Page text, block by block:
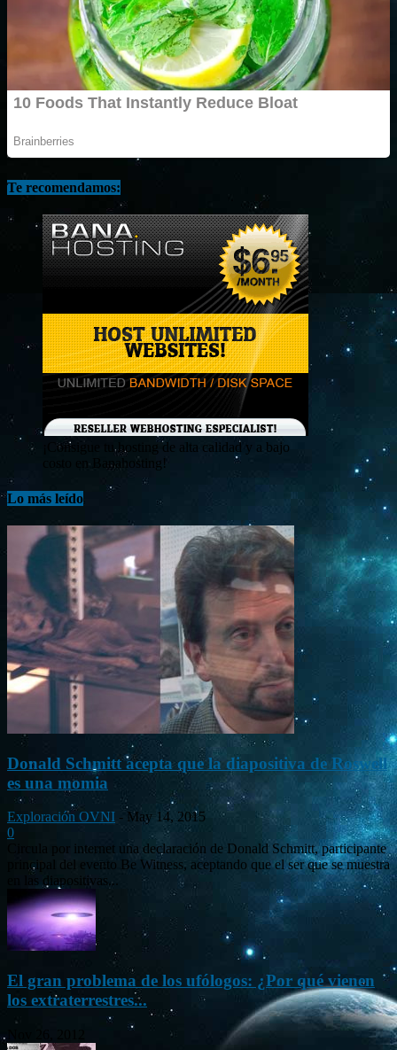
Te recomendamos:
¡Consigue tu hosting de alta calidad y a bajo
costo en Banahosting!
Lo más leído
Donald Schmitt acepta que la diapositiva de Roswell
es una momia
Exploración OVNI - May 14, 2015
0
Circula por internet una declaración de Donald Schmitt, participante
principal del evento Be Witness, aceptando que el ser que se muestra
en las diapositivas...
El gran problema de los ufólogos: ¿Por qué vienen
los extraterrestres...